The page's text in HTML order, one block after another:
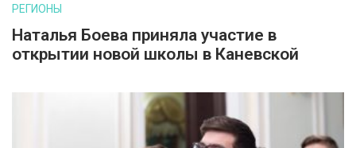
РЕГИОНЫ
Наталья Боева приняла участие в
открытии новой школы в Каневской